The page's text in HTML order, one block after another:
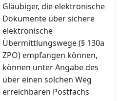
Gläubiger, die elektronische
Dokumente über sichere
elektronische
Übermittlungswege (§ 130a
ZPO) empfangen können,
können unter Angabe des
über einen solchen Weg
erreichbaren Postfachs